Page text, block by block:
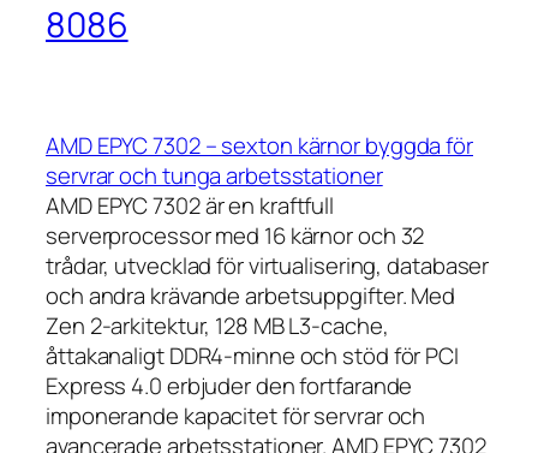
8086
AMD EPYC 7302 – sexton kärnor byggda för
servrar och tunga arbetsstationer
AMD EPYC 7302 är en kraftfull
serverprocessor med 16 kärnor och 32
trådar, utvecklad för virtualisering, databaser
och andra krävande arbetsuppgifter. Med
Zen 2-arkitektur, 128 MB L3-cache,
åttakanaligt DDR4-minne och stöd för PCI
Express 4.0 erbjuder den fortfarande
imponerande kapacitet för servrar och
avancerade arbetsstationer. AMD EPYC 7302